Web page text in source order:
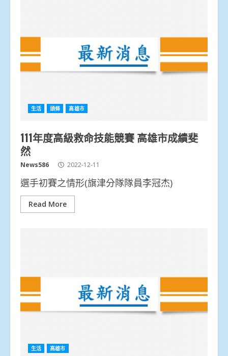
生活 頭條 高雄市
111年度高級救命技能競賽 高雄市成績斐
然
News586 2022-12-11
選手初賽之情形(旗津分隊隊員李冠杰)
Read More
生活 高雄市